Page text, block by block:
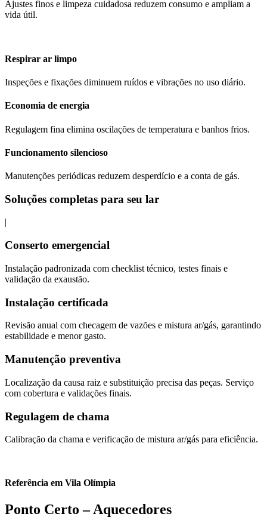
Ajustes finos e limpeza cuidadosa reduzem consumo e ampliam a
vida útil.
Respirar ar limpo
Inspeções e fixações diminuem ruídos e vibrações no uso diário.
Economia de energia
Regulagem fina elimina oscilações de temperatura e banhos frios.
Funcionamento silencioso
Manutenções periódicas reduzem desperdício e a conta de gás.
Soluções completas para seu lar
Conserto emergencial
Instalação padronizada com checklist técnico, testes finais e
validação da exaustão.
Instalação certificada
Revisão anual com checagem de vazões e mistura ar/gás, garantindo
estabilidade e menor gasto.
Manutenção preventiva
Localização da causa raiz e substituição precisa das peças. Serviço
com cobertura e validações finais.
Regulagem de chama
Calibração da chama e verificação de mistura ar/gás para eficiência.
Referência em Vila Olímpia
Ponto Certo – Aquecedores